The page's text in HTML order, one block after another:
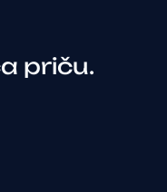
priču.